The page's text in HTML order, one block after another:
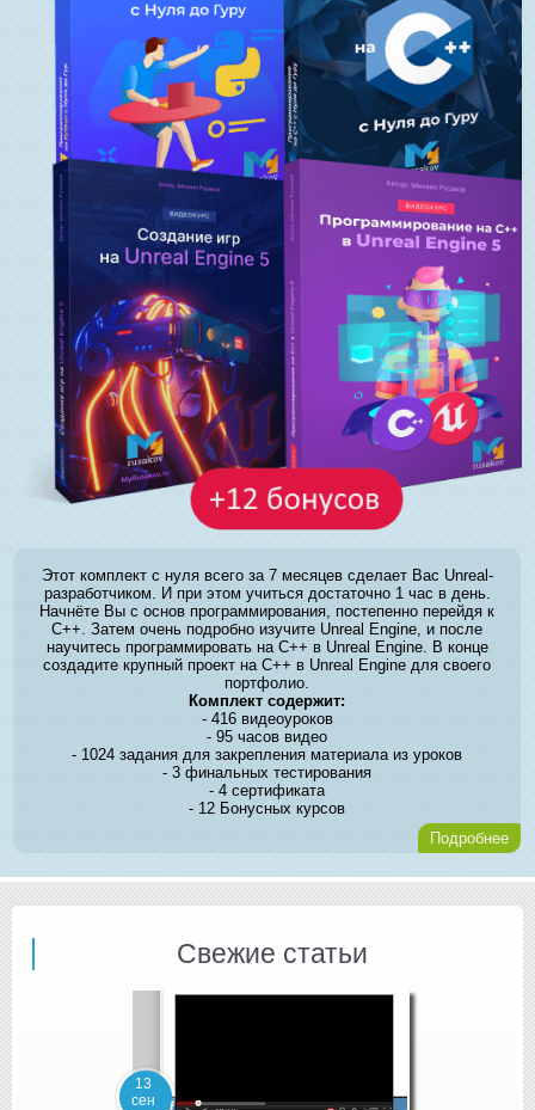
Этот комплект с нуля всего за 7 месяцев сделает Вас Unreal-
разработчиком. И при этом учиться достаточно 1 час в день.
Начнёте Вы с основ программирования, постепенно перейдя к
C++. Затем очень подробно изучите Unreal Engine, и после
научитесь программировать на C++ в Unreal Engine. В конце
создадите крупный проект на C++ в Unreal Engine для своего
портфолио.
Комплект содержит:
- 416 видеоуроков
- 95 часов видео
- 1024 задания для закрепления материала из уроков
- 3 финальных тестирования
- 4 сертификата
- 12 Бонусных курсов
Подробнее
Свежие статьи
13
сен